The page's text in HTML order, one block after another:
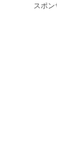
スポン